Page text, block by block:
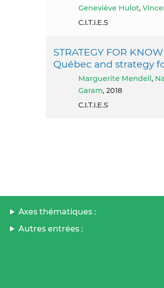
Geneviève Hulot,
C.I.T.I.E.S
STRATEGY FOR
Québec and strategy
Marguerite Mendell,
Garam, 2018
C.I.T.I.E.S
Axes thématiques :
Autres entrées :